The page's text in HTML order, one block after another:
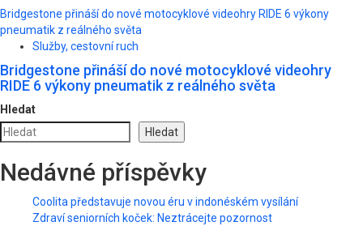
Bridgestone přináší do nové motocyklové videohry RIDE 6 výkony
pneumatik z reálného světa
Služby, cestovní ruch
Bridgestone přináší do nové motocyklové videohry
RIDE 6 výkony pneumatik z reálného světa
Hledat
Hledat
Nedávné příspěvky
Coolita představuje novou éru v indonéském vysílání
Zdraví seniorních koček: Neztrácejte pozornost